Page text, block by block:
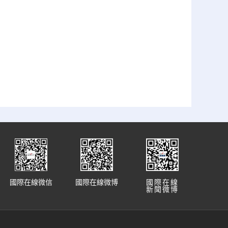
國際在線
新聞微博
國際在線微博
國際在線微信